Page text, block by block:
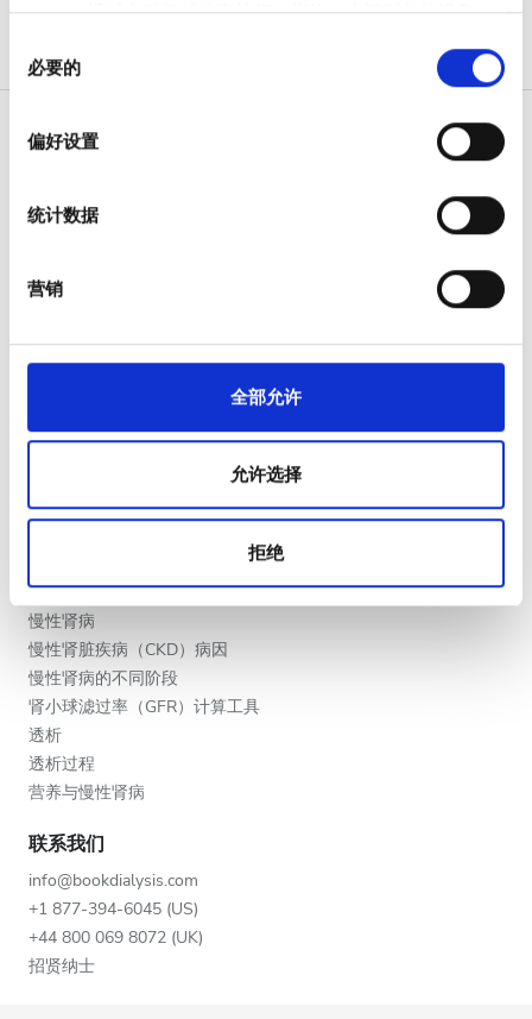
通过主动扫描特定特征（指纹）来识别您的设备
查找有关您的个人数据如何处理的更多信息，
并设置您的首选项。您可随时从Cookie声明中更改或撤回
我们使用 Cookie 来制作贴合用户需求的内容与广告、提供
体、广告和分析合作伙伴分享您对我们网站的使用情况，
必要的
偏好设置
统计数据
营销
全部允许
允许选择
拒绝
价格
200 - 300 欧元
班次
下午
评分
好
优秀
病人
为什么选择 bookdialysis.com
团体咨询
全部目的地
V.I.P. 尊享計劃
提供者的福利
教育
慢性肾病
慢性肾脏疾病（CKD）病因
慢性肾病的不同阶段
肾小球滤过率（GFR）计算工具
透析
透析过程
营养与慢性肾病
联系我们
info@bookdialysis.com
+1 877-394-6045 (US)
+44 800 069 8072 (UK)
招贤纳士